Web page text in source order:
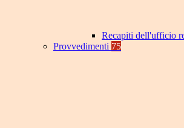
Recapiti dell'ufficio
Provvedimenti 75